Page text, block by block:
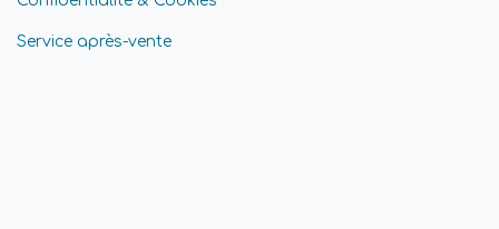
Service après-vente